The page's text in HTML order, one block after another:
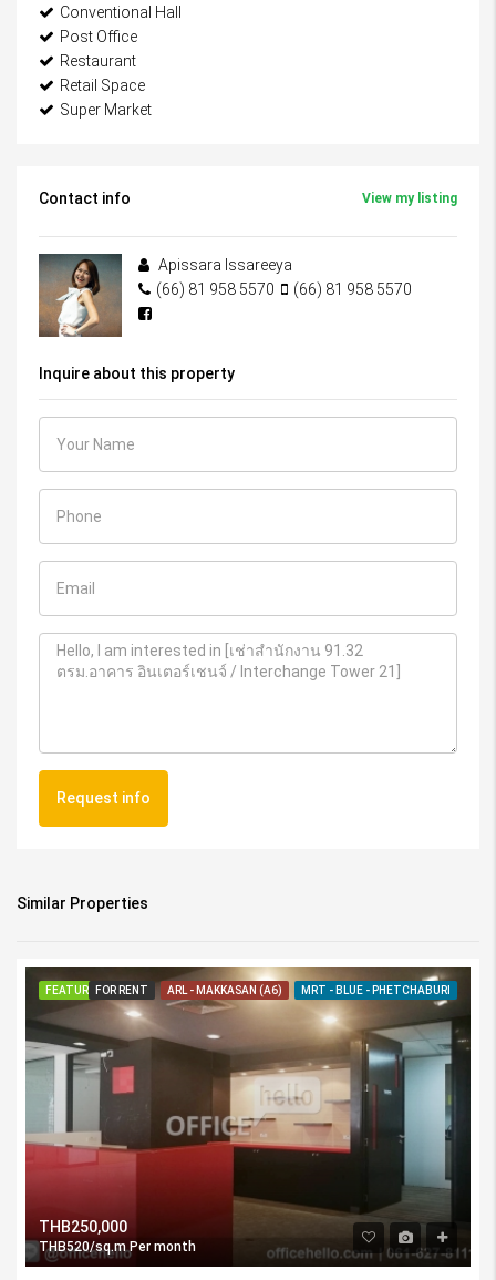
Conventional Hall
Post Office
Restaurant
Retail Space
Super Market
Contact info View my listing
Apissara Issareeya
(66) 81 958 5570
(66) 81 958 5570
Inquire about this property
Request info
Similar Properties
FEATUREDFOR RENT ARL - MAKKASAN (A6) MRT - BLUE - PHETCHABURI
THB250,000
THB520/sq.m Per month